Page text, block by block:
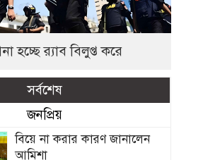
হচ্ছে র‍্যাব বিলুপ্ত করে
সর্বশেষ
জনপ্রিয়
বিয়ে না করার কারণ জানালেন
আমিশা